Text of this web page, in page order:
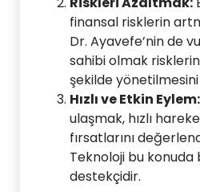
finansal risklerin
Dr. Ayavefe’nin de
sahibi olmak
şekilde
Hızlı ve Etkin Eylem:
ulaşmak, hızlı
fırsatlarını
Teknoloji bu konuda
destekçidir.